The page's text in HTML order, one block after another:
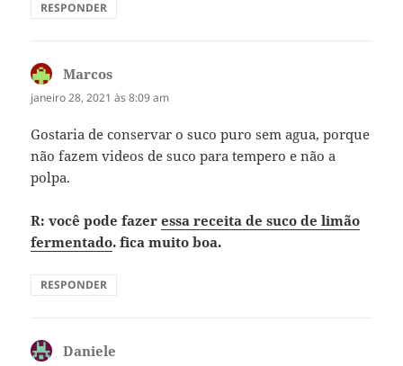
RESPONDER
Marcos
janeiro 28, 2021 às 8:09 am
Gostaria de conservar o suco puro sem agua, porque
não fazem videos de suco para tempero e não a
polpa.
R: você pode fazeressa receita de suco de limão
fermentado. fica muito boa.
RESPONDER
Daniele